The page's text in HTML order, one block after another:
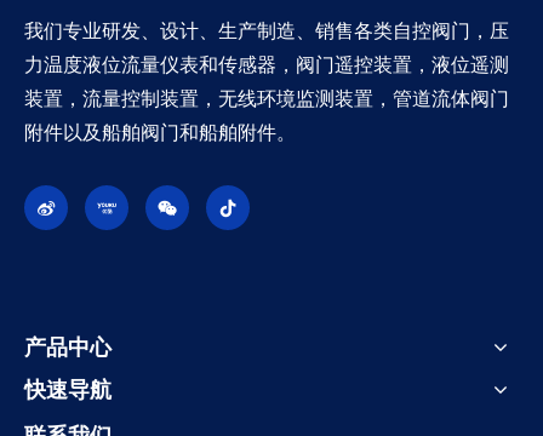
我们专业研发、设计、生产制造、销售各类自控阀门，压
力温度液位流量仪表和传感器，阀门遥控装置，液位遥测
装置，流量控制装置，无线环境监测装置，管道流体阀门
附件以及船舶阀门和船舶附件。
产品中心
快速导航